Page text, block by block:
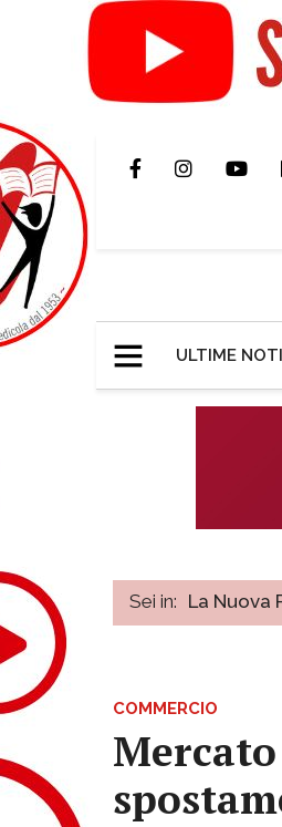
ULTIME
Sei in: La Nuova
COMMERCIO